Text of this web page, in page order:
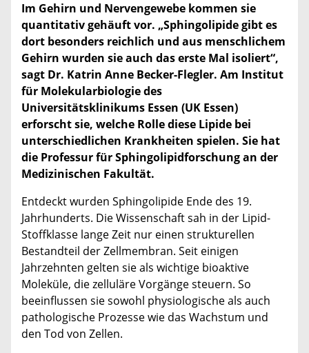
Im Gehirn und Nervengewebe kommen sie
quantitativ gehäuft vor. „Sphingolipide gibt es
dort besonders reichlich und aus menschlichem
Gehirn wurden sie auch das erste Mal isoliert“,
sagt Dr. Katrin Anne Becker-Flegler. Am Institut
für Molekularbiologie des
Universitätsklinikums Essen (UK Essen)
erforscht sie, welche Rolle diese Lipide bei
unterschiedlichen Krankheiten spielen. Sie hat
die Professur für Sphingolipidforschung an der
Medizinischen Fakultät.
Entdeckt wurden Sphingolipide Ende des 19.
Jahrhunderts. Die Wissenschaft sah in der Lipid-
Stoffklasse lange Zeit nur einen strukturellen
Bestandteil der Zellmembran. Seit einigen
Jahrzehnten gelten sie als wichtige bioaktive
Moleküle, die zelluläre Vorgänge steuern. So
beeinflussen sie sowohl physiologische als auch
pathologische Prozesse wie das Wachstum und
den Tod von Zellen.